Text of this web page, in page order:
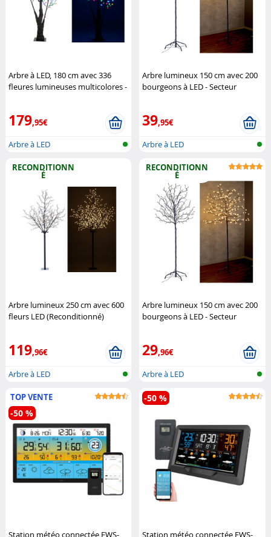
Arbre à LED, 180 cm avec 336
fleures lumineuses multicolores -
179,95€
Arbre à LED
Arbre lumineux 150 cm avec 200
bourgeons à LED - Secteur
39,95€
Arbre à LED
RECONDITIONN
É
Arbre lumineux 250 cm avec 600
fleurs LED (Reconditionné)
119,96€
Arbre à LED
RECONDITIONN
É
Arbre lumineux 150 cm avec 200
bourgeons à LED - Secteur
29,96€
Arbre à LED
TOP VENTE
Station météo connectée FWS-
-50 %
Station météo connectée FWS-
-50 %